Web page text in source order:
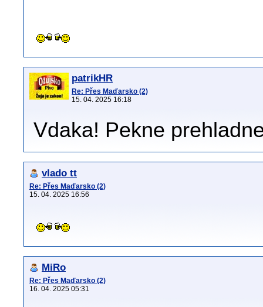
patrikHR
Re: Přes Maďarsko (2)
15. 04. 2025 16:18
Vdaka! Pekne
vlado tt
Re: Přes Maďarsko (2)
15. 04. 2025 16:56
MiRo
Re: Přes Maďarsko (2)
16. 04. 2025 05:31